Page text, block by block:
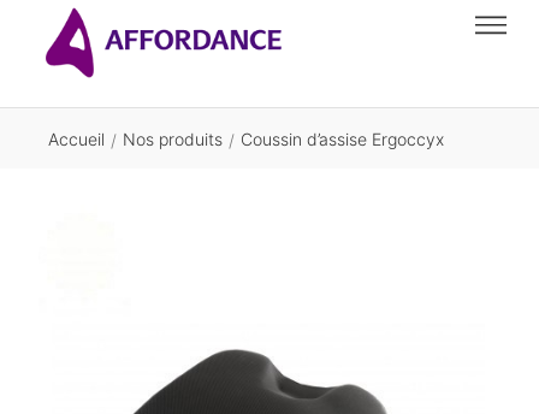
Accueil / Nos produits / Coussin d’assise Ergoccyx